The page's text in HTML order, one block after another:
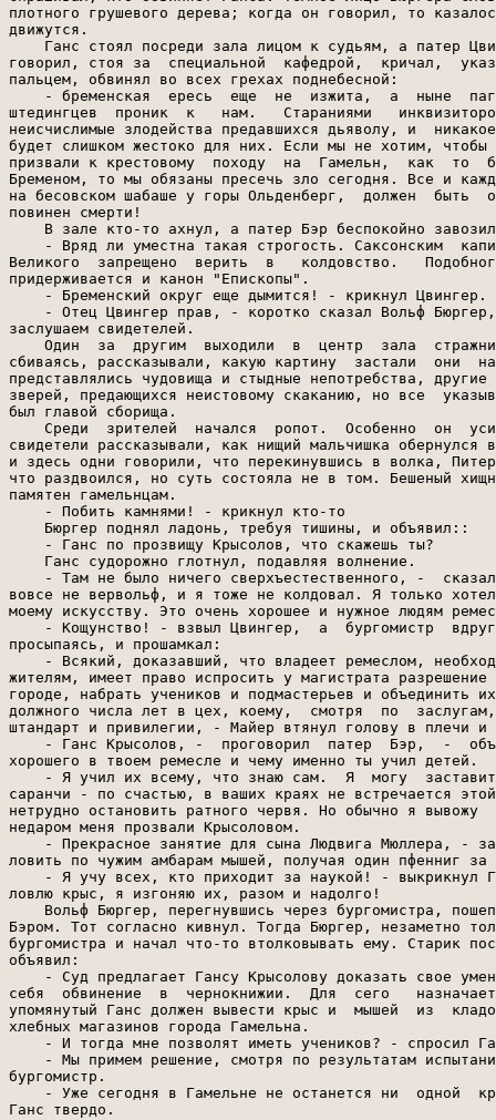
плотного грушевого дерева; когда он говорил, то
движутся.
Ганс стоял посреди зала лицом к судьям, а патер
говорил, стоя за  специальной  кафедрой,  кричал,
пальцем, обвинял во всех грехах поднебесной:
- бременская  ересь  еще  не  изжита,  а  ныне
штедингцев  проник  к   нам.   Стараниями
неисчислимые злодейства предавшихся дьяволу, и
будет слишком жестоко для них. Если мы не хотим,
призвали к крестовому  походу  на  Гамельн,  как  то
Бременом, то мы обязаны пресечь зло сегодня. Все и
на бесовском шабаше у горы Ольденберг,  должен  быть
повинен смерти!
В зале кто-то ахнул, а патер Бэр беспокойно
- Вряд ли уместна такая строгость. Саксонским
Великого  запрещено  верить  в   колдовство.
придерживается и канон "Епископы".
    - Бременский округ еще дымится! - крикнул Цвингер.
- Отец Цвингер прав, - коротко сказал Вольф
заслушаем свидетелей.
Один  за  другим  выходили  в  центр  зала
сбиваясь, рассказывали, какую картину  застали  они
представлялись чудовища и стыдные непотребства,
зверей, предающихся неистовому скаканию, но все
был главой сборища.
Среди  зрителей  начался  ропот.  Особенно  он
свидетели рассказывали, как нищий мальчишка обернулся
и здесь одни говорили, что перекинувшись в волка,
что раздвоился, но суть состояла не в том. Бешеный
памятен гамельнцам.
    - Побить камнями! - крикнул кто-то
    Бюргер поднял ладонь, требуя тишины, и объявил::
    - Ганс по прозвищу Крысолов, что скажешь ты?
    Ганс судорожно глотнул, подавляя волнение.
- Там не было ничего сверхъестественного, -
вовсе не вервольф, и я тоже не колдовал. Я только
моему искусству. Это очень хорошее и нужное людям
- Кощунство! - взвыл Цвингер,  а  бургомистр
просыпаясь, и прошамкал:
- Всякий, доказавший, что владеет ремеслом,
жителям, имеет право испросить у магистрата
городе, набрать учеников и подмастерьев и объединить
должного числа лет в цех, коему,  смотря  по  заслугам,
штандарт и привилегии, - Майер втянул голову в плечи и
- Ганс Крысолов, -  проговорил  патер  Бэр,  -
хорошего в твоем ремесле и чему именно ты учил детей.
- Я учил их всему, что знаю сам.  Я  могу
саранчи - по счастью, в ваших краях не встречается
нетрудно остановить ратного червя. Но обычно я
недаром меня прозвали Крысоловом.
- Прекрасное занятие для сына Людвига Мюллера, -
ловить по чужим амбарам мышей, получая один пфенниг за
- Я учу всех, кто приходит за наукой! - выкрикнул
ловлю крыс, я изгоняю их, разом и надолго!
Вольф Бюргер, перегнувшись через бургомистра,
Бэром. Тот согласно кивнул. Тогда Бюргер, незаметно
бургомистра и начал что-то втолковывать ему. Старик
объявил:
- Суд предлагает Гансу Крысолову доказать свое
себя  обвинение  в  чернокнижии.  Для  сего
упомянутый Ганс должен вывести крыс и  мышей  из
хлебных магазинов города Гамельна.
- И тогда мне позволят иметь учеников? - спросил
- Мы примем решение, смотря по результатам
бургомистр.
- Уже сегодня в Гамельне не останется ни  одной
Ганс твердо.